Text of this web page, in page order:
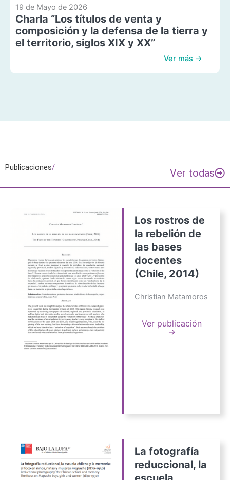
19 de Mayo de 2026
Charla “Los títulos de venta y
composición y la defensa de la tierra y
el territorio, siglos XIX y XX”
Ver más →
Publicaciones/ Ver todas
Los rostros de
la rebelión de
las bases
docentes
(Chile, 2014)
Christian Matamoros
Ver publicación
→
La fotografía
reduccional, la